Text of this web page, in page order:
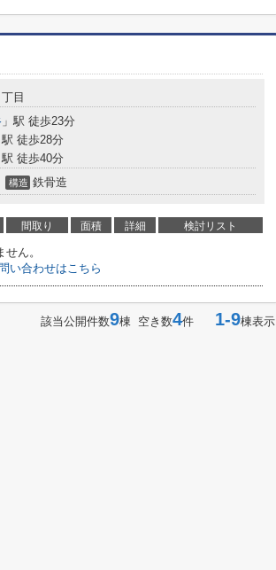
丁目
」駅 徒歩23分
駅 徒歩28分
駅 徒歩40分
構造 鉄骨造
間取り 面積 詳細 検討リスト
ん。
い合わせはこちら
該当公開件数9棟 空き数4件 1-9棟表示